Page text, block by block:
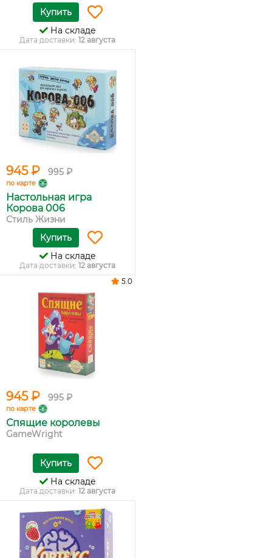
Купить
На складе
Дата доставки: 12 августа
945 ₽ 995 ₽
по карте
Настольная игра
Корова 006
Стиль Жизни
Купить
На складе
Дата доставки: 12 августа
945 ₽ 995 ₽
по карте
Спящие королевы
GameWright
5.0
Купить
На складе
Дата доставки: 12 августа